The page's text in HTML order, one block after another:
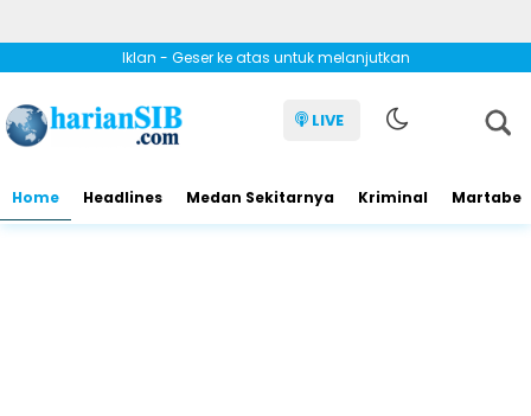
Iklan - Geser ke atas untuk melanjutkan
LIVE
Home Headlines Medan Sekitarnya Kriminal Martabe